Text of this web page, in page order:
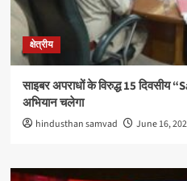
क्षेत्रीय
साइबर अपराधों के विरुद्ध 15
अभियान चलेगा
hindusthan samvad June 16,